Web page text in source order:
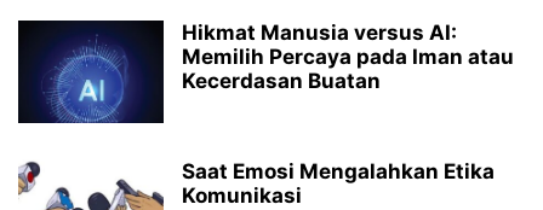
Hikmat Manusia versus AI:
Memilih Percaya pada Iman atau
Kecerdasan Buatan
Saat Emosi Mengalahkan Etika
Komunikasi